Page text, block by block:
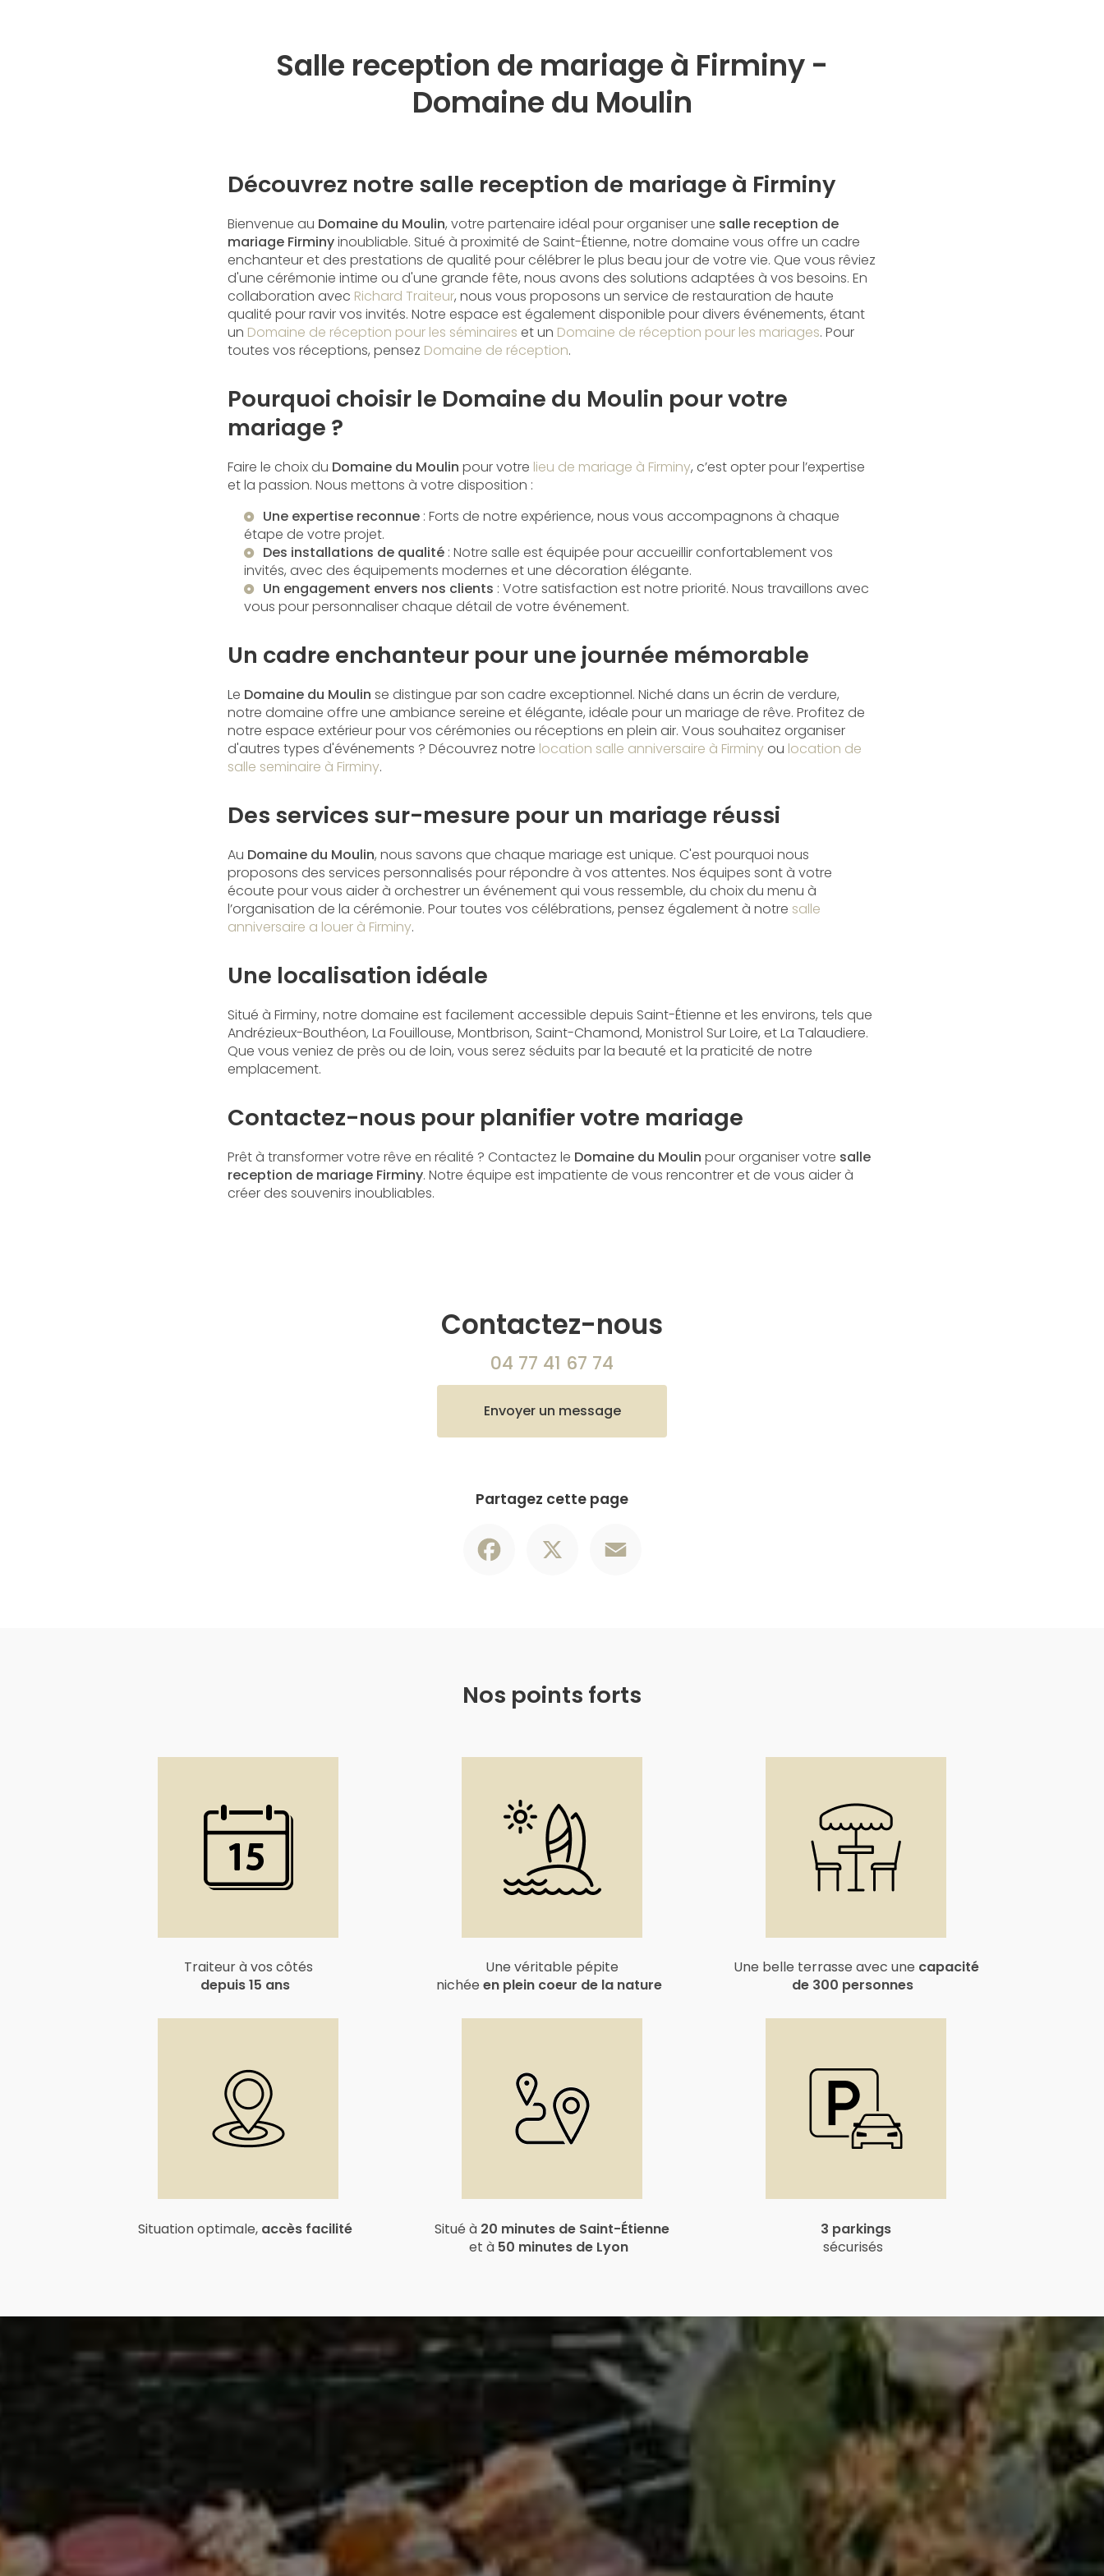
Salle reception de mariage à Firminy -
Domaine du Moulin
Découvrez notre salle reception de mariage à Firminy
Bienvenue au Domaine du Moulin, votre partenaire idéal pour organiser une salle reception de
mariage Firminyinoubliable. Situé à proximité de Saint-Étienne, notre domaine vous offre un cadre
enchanteur et des prestations de qualité pour célébrer le plus beau jour de votre vie. Que vous rêviez
d'une cérémonie intime ou d'une grande fête, nous avons des solutions adaptées à vos besoins. En
collaboration avec Richard Traiteur, nous vous proposons un service de restauration de haute
qualité pour ravir vos invités. Notre espace est également disponible pour divers événements, étant
un Domaine de réception pour les séminaires et un Domaine de réception pour les mariages. Pour
toutes vos réceptions, pensez Domaine de réception.
Pourquoi choisir le Domaine du Moulin pour votre
mariage ?
Faire le choix du Domaine du Moulin pour votre lieu de mariage à Firminy, c’est opter pour l’expertise
et la passion. Nous mettons à votre disposition :
Une expertise reconnue : Forts de notre expérience, nous vous accompagnons à chaque
étape de votre projet.
Des installations de qualité : Notre salle est équipée pour accueillir confortablement vos
invités, avec des équipements modernes et une décoration élégante.
Un engagement envers nos clients : Votre satisfaction est notre priorité. Nous travaillons avec
vous pour personnaliser chaque détail de votre événement.
Un cadre enchanteur pour une journée mémorable
Le Domaine du Moulin se distingue par son cadre exceptionnel. Niché dans un écrin de verdure,
notre domaine offre une ambiance sereine et élégante, idéale pour un mariage de rêve. Profitez de
notre espace extérieur pour vos cérémonies ou réceptions en plein air. Vous souhaitez organiser
d'autres types d'événements ? Découvrez notre location salle anniversaire à Firminyou location de
salle seminaire à Firminy.
Des services sur-mesure pour un mariage réussi
Au Domaine du Moulin, nous savons que chaque mariage est unique. C'est pourquoi nous
proposons des services personnalisés pour répondre à vos attentes. Nos équipes sont à votre
écoute pour vous aider à orchestrer un événement qui vous ressemble, du choix du menu à
l’organisation de la cérémonie. Pour toutes vos célébrations, pensez également à notre salle
anniversaire a louer à Firminy.
Une localisation idéale
Situé à Firminy, notre domaine est facilement accessible depuis Saint-Étienne et les environs, tels que
Andrézieux-Bouthéon, La Fouillouse, Montbrison, Saint-Chamond, Monistrol Sur Loire, et La Talaudiere.
Que vous veniez de près ou de loin, vous serez séduits par la beauté et la praticité de notre
emplacement.
Contactez-nous pour planifier votre mariage
Prêt à transformer votre rêve en réalité ? Contactez le Domaine du Moulin pour organiser votre salle
reception de mariage Firminy. Notre équipe est impatiente de vous rencontrer et de vous aider à
créer des souvenirs inoubliables.
Contactez-nous
04 77 41 67 74
Envoyer un message
Partagez cette page
Nos points forts
Traiteur à vos côtés
depuis 15 ans
Une véritable pépite
nichée en plein coeur de la nature
Une belle terrasse avec une capacité
de 300 personnes
Situation optimale, accès facilité Situé à 20 minutes de Saint-Étienne
et à 50 minutes de Lyon
3 parkings
sécurisés